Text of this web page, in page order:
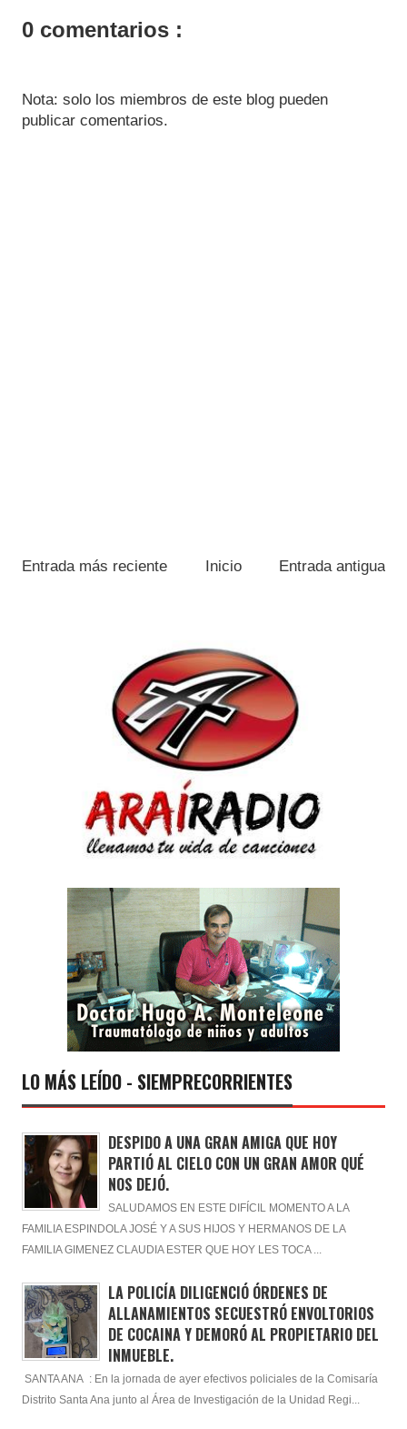
0 comentarios :
Nota: solo los miembros de este blog pueden
publicar comentarios.
Entrada más reciente Entrada antigua
Inicio
LO MÁS LEÍDO - SIEMPRECORRIENTES
DESPIDO A UNA GRAN AMIGA QUE HOY
PARTIÓ AL CIELO CON UN GRAN AMOR QUÉ
NOS DEJÓ.
SALUDAMOS EN ESTE DIFÍCIL MOMENTO A LA
FAMILIA ESPINDOLA JOSÉ Y A SUS HIJOS Y HERMANOS DE LA
FAMILIA GIMENEZ CLAUDIA ESTER QUE HOY LES TOCA ...
LA POLICÍA DILIGENCIÓ ÓRDENES DE
ALLANAMIENTOS SECUESTRÓ ENVOLTORIOS
DE COCAINA Y DEMORÓ AL PROPIETARIO DEL
INMUEBLE.
SANTA ANA : En la jornada de ayer efectivos policiales de la Comisaría
Distrito Santa Ana junto al Área de Investigación de la Unidad Regi...